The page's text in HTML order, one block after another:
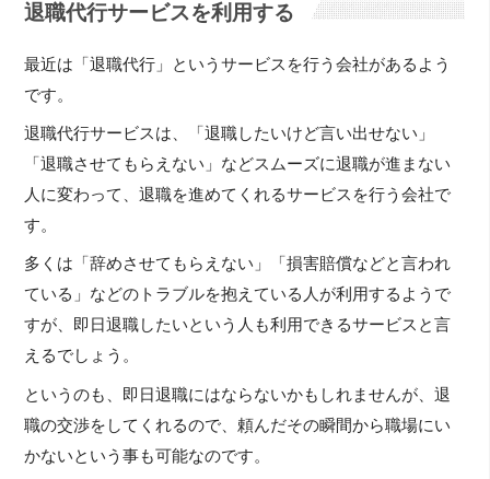
退職代行サービスを利用する
最近は「退職代行」というサービスを行う会社があるよう
です。
退職代行サービスは、「退職したいけど言い出せない」
「退職させてもらえない」などスムーズに退職が進まない
人に変わって、退職を進めてくれるサービスを行う会社で
す。
多くは「辞めさせてもらえない」「損害賠償などと言われ
ている」などのトラブルを抱えている人が利用するようで
すが、即日退職したいという人も利用できるサービスと言
えるでしょう。
というのも、即日退職にはならないかもしれませんが、退
職の交渉をしてくれるので、頼んだその瞬間から職場にい
かないという事も可能なのです。